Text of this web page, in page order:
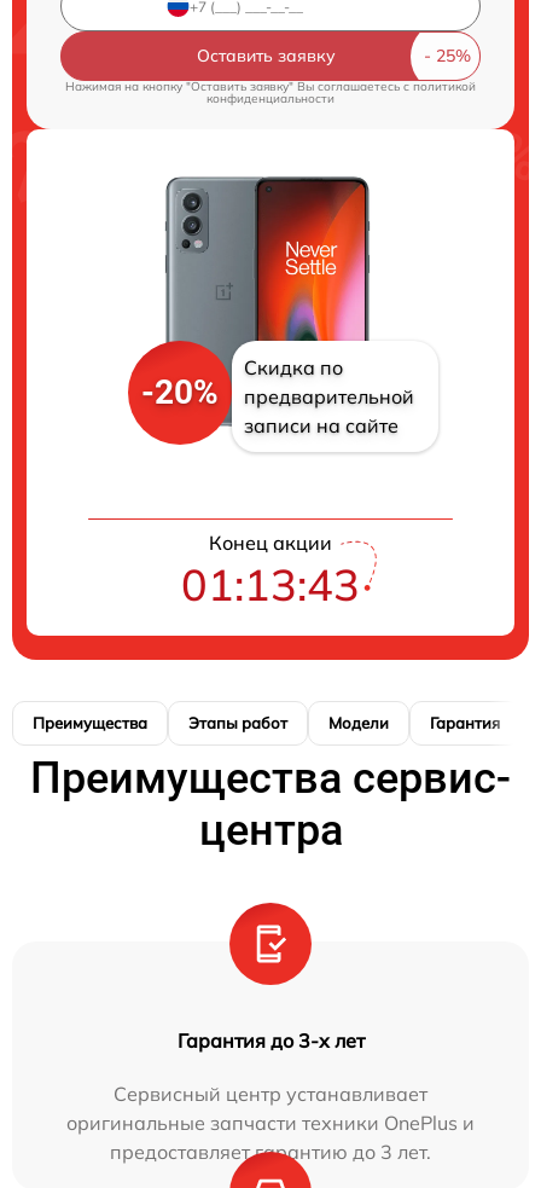
Оставить заявку
Нажимая на кнопку "Оставить заявку" Вы соглашаетесь c политикой
конфиденциальности
-20%
Скидка по
предварительной
записи на сайте
Конец акции
01:13:42
Преимущества Этапы работ Модели Гарантия
Преимущества сервис-
центра
Гарантия до 3-х лет
Сервисный центр устанавливает
оригинальные запчасти техники OnePlus и
предоставляет гарантию до 3 лет.